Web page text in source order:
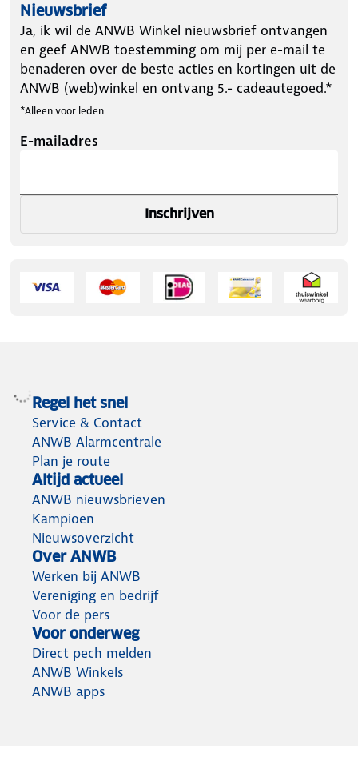
Nieuwsbrief
Ja, ik wil de ANWB Winkel nieuwsbrief ontvangen
en geef ANWB toestemming om mij per e-mail te
benaderen over de beste acties en kortingen uit de
ANWB (web)winkel en ontvang 5.- cadeautegoed.*
*Alleen voor leden
E-mailadres
Inschrijven
Regel het snel
Service & Contact
ANWB Alarmcentrale
Plan je route
Altijd actueel
ANWB nieuwsbrieven
Kampioen
Nieuwsoverzicht
Over ANWB
Werken bij ANWB
Vereniging en bedrijf
Voor de pers
Voor onderweg
Direct pech melden
ANWB Winkels
ANWB apps